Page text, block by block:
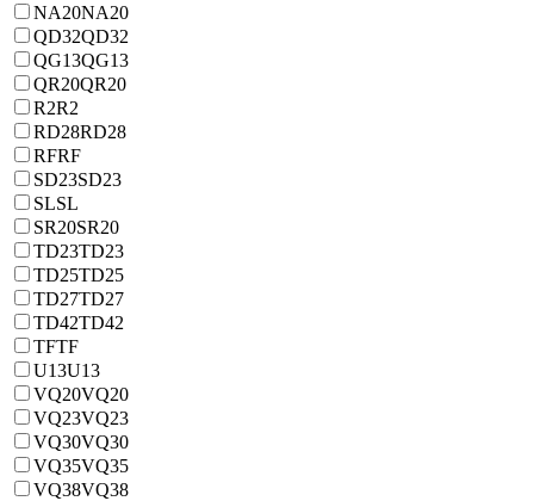
NA20NA20
QD32QD32
QG13QG13
QR20QR20
R2R2
RD28RD28
RFRF
SD23SD23
SLSL
SR20SR20
TD23TD23
TD25TD25
TD27TD27
TD42TD42
TFTF
U13U13
VQ20VQ20
VQ23VQ23
VQ30VQ30
VQ35VQ35
VQ38VQ38